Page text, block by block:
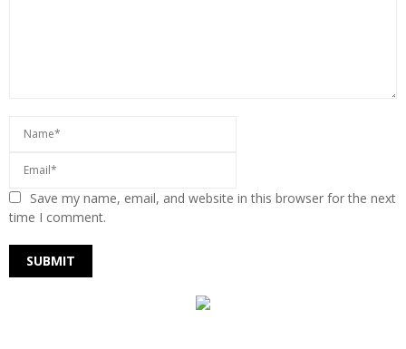
Save my name, email, and website in this browser for the next
time I comment.